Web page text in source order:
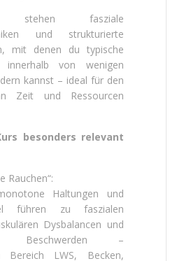
fasziale
und strukturierte
mit denen du typische
innerhalb von wenigen
kannst – ideal für den
Zeit und Ressourcen
besonders relevant
Rauchen“:
Haltungen und
führen zu faszialen
Dysbalancen und
Beschwerden –
Bereich LWS, Becken,